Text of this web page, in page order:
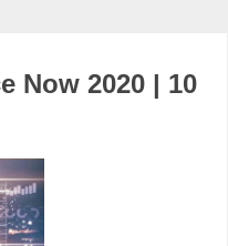
Now 2020 | 10